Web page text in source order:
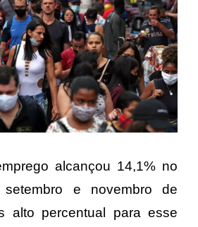
alcançou 14,1% no
setembro e novembro de
alto percentual para esse